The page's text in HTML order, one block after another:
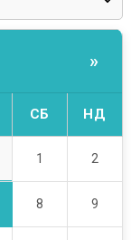
»
СБ НД
1 2
8 9